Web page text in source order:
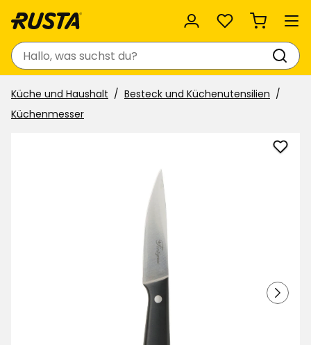
Favoriten
Suchen
Küche und Haushalt
Besteck und Küchenutensilien
Küchenmesser